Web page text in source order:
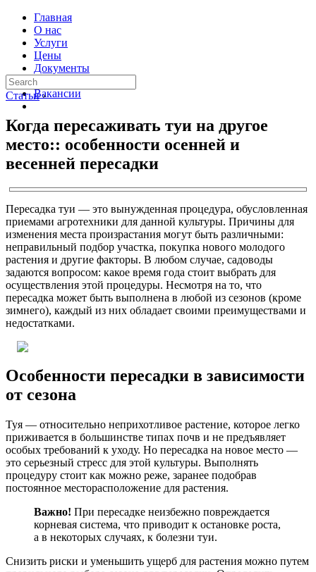
Главная
О нас
Услуги
Цены
Документы
Контакты
Вакансии
Статьи ›
Когда пересаживать туи на другое
место:: особенности осенней и
весенней пересадки
Пересадка туи — это вынужденная процедура, обусловленная
приемами агротехники для данной культуры. Причины для
изменения места произрастания могут быть различными:
неправильный подбор участка, покупка нового молодого
растения и другие факторы. В любом случае, садоводы
задаются вопросом: какое время года стоит выбрать для
осуществления этой процедуры. Несмотря на то, что
пересадка может быть выполнена в любой из сезонов (кроме
зимнего), каждый из них обладает своими преимуществами и
недостатками.
Особенности пересадки в зависимости
от сезона
Туя — относительно неприхотливое растение, которое легко
приживается в большинстве типах почв и не предъявляет
особых требований к уходу. Но пересадка на новое место —
это серьезный стресс для этой культуры. Выполнять
процедуру стоит как можно реже, заранее подобрав
постоянное месторасположение для растения.
Важно! При пересадке неизбежно повреждается
корневая система, что приводит к остановке роста,
а в некоторых случаях, к болезни туи.
Снизить риски и уменьшить ущерб для растения можно путем